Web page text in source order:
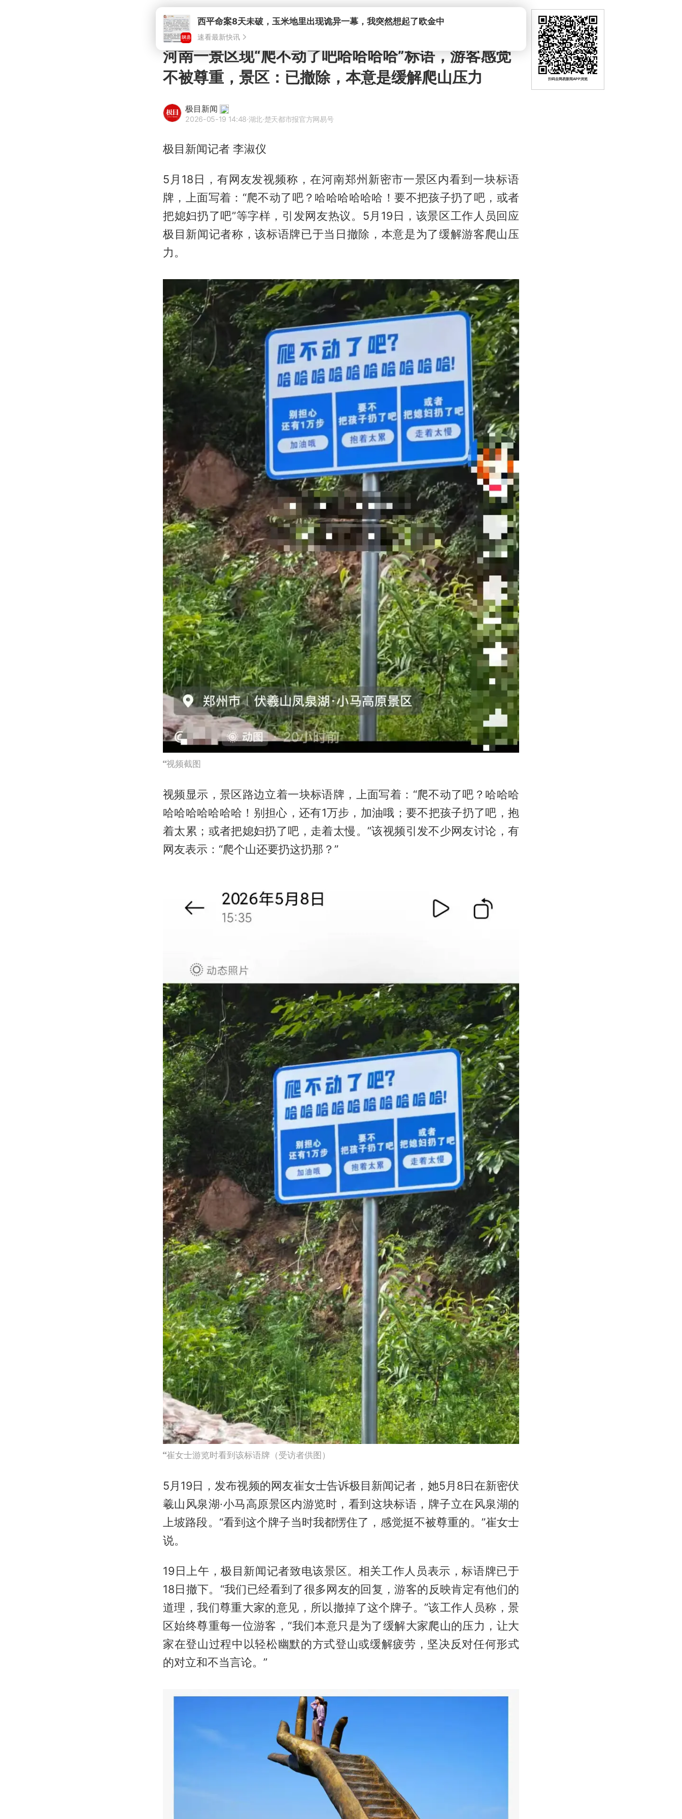
西平命案8天未破，玉米地里出现诡异一幕，我突然想起了欧金中
速看最新快讯
河南一景区现“爬不动了吧哈哈哈哈”标语，游客感觉
不被尊重，景区：已撤除，本意是缓解爬山压力
极目新闻
2026-05-19 14:48·湖北·楚天都市报官方网易号
极目新闻记者 李淑仪
5月18日，有网友发视频称，在河南郑州新密市一景区内看到一块标语
牌，上面写着：“爬不动了吧？哈哈哈哈哈哈！要不把孩子扔了吧，或者
把媳妇扔了吧”等字样，引发网友热议。5月19日，该景区工作人员回应
极目新闻记者称，该标语牌已于当日撤除，本意是为了缓解游客爬山压
力。
视频截图
视频显示，景区路边立着一块标语牌，上面写着：“爬不动了吧？哈哈哈
哈哈哈哈哈哈哈！别担心，还有1万步，加油哦；要不把孩子扔了吧，抱
着太累；或者把媳妇扔了吧，走着太慢。”该视频引发不少网友讨论，有
网友表示：“爬个山还要扔这扔那？”
崔女士游览时看到该标语牌（受访者供图）
5月19日，发布视频的网友崔女士告诉极目新闻记者，她5月8日在新密伏
羲山风泉湖·小马高原景区内游览时，看到这块标语，牌子立在风泉湖的
上坡路段。“看到这个牌子当时我都愣住了，感觉挺不被尊重的。”崔女士
说。
19日上午，极目新闻记者致电该景区。相关工作人员表示，标语牌已于
18日撤下。“我们已经看到了很多网友的回复，游客的反映肯定有他们的
道理，我们尊重大家的意见，所以撤掉了这个牌子。”该工作人员称，景
区始终尊重每一位游客，“我们本意只是为了缓解大家爬山的压力，让大
家在登山过程中以轻松幽默的方式登山或缓解疲劳，坚决反对任何形式
的对立和不当言论。”
扫码去网易新闻APP浏览